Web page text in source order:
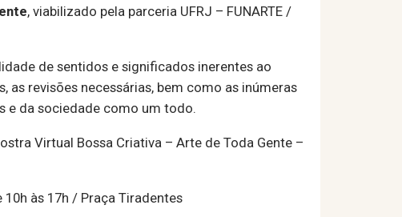
, viabilizado pela parceria UFRJ – FUNARTE /
de sentidos e significados inerentes ao
as revisões necessárias, bem como as inúmeras
e da sociedade como um todo.
Virtual Bossa Criativa – Arte de Toda Gente –
10h às 17h / Praça Tiradentes